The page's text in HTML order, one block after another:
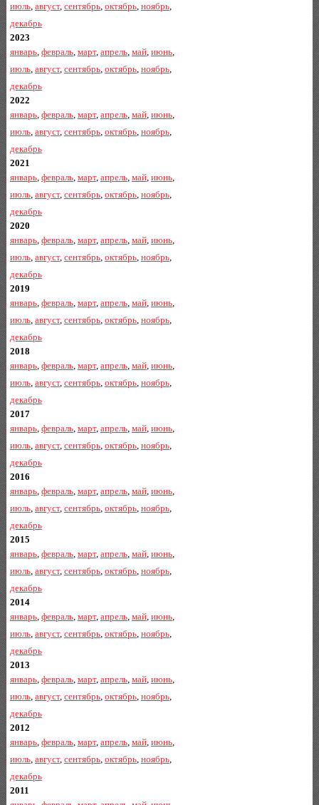
июль, август, сентябрь, октябрь, ноябрь,
декабрь
2023
январь, февраль, март, апрель, май, июнь,
июль, август, сентябрь, октябрь, ноябрь,
декабрь
2022
январь, февраль, март, апрель, май, июнь,
июль, август, сентябрь, октябрь, ноябрь,
декабрь
2021
январь, февраль, март, апрель, май, июнь,
июль, август, сентябрь, октябрь, ноябрь,
декабрь
2020
январь, февраль, март, апрель, май, июнь,
июль, август, сентябрь, октябрь, ноябрь,
декабрь
2019
январь, февраль, март, апрель, май, июнь,
июль, август, сентябрь, октябрь, ноябрь,
декабрь
2018
январь, февраль, март, апрель, май, июнь,
июль, август, сентябрь, октябрь, ноябрь,
декабрь
2017
январь, февраль, март, апрель, май, июнь,
июль, август, сентябрь, октябрь, ноябрь,
декабрь
2016
январь, февраль, март, апрель, май, июнь,
июль, август, сентябрь, октябрь, ноябрь,
декабрь
2015
январь, февраль, март, апрель, май, июнь,
июль, август, сентябрь, октябрь, ноябрь,
декабрь
2014
январь, февраль, март, апрель, май, июнь,
июль, август, сентябрь, октябрь, ноябрь,
декабрь
2013
январь, февраль, март, апрель, май, июнь,
июль, август, сентябрь, октябрь, ноябрь,
декабрь
2012
январь, февраль, март, апрель, май, июнь,
июль, август, сентябрь, октябрь, ноябрь,
декабрь
2011